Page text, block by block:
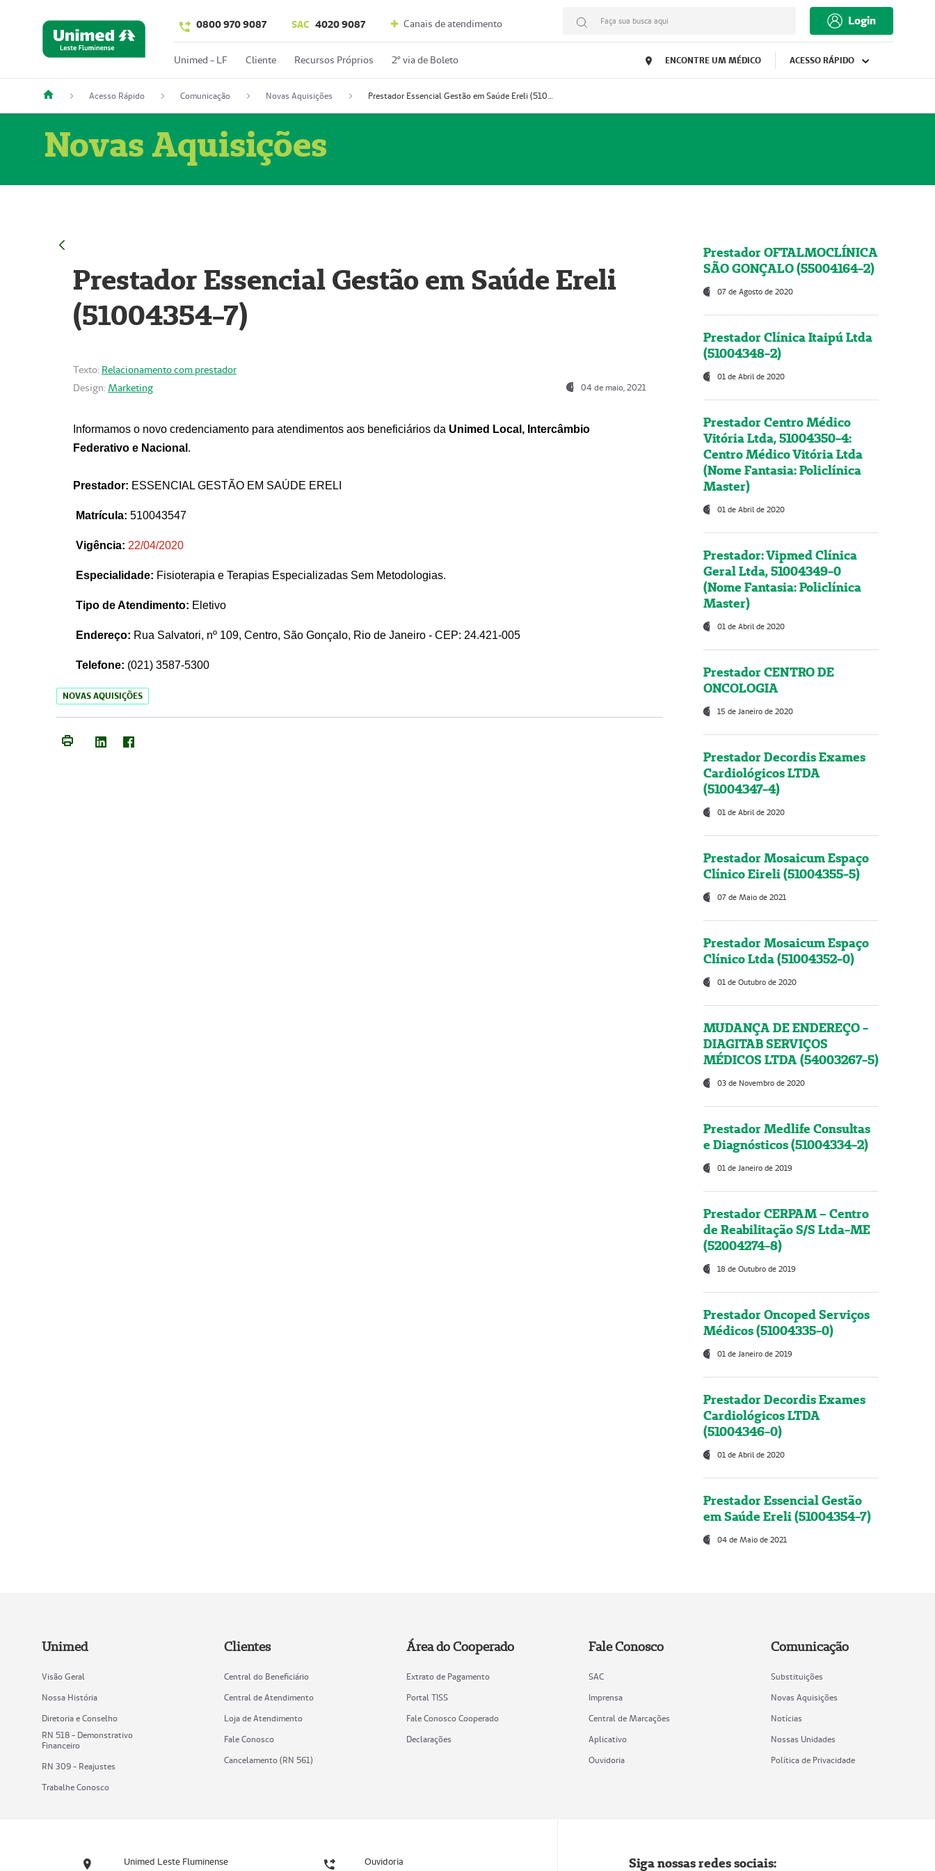
0800 970 9087 SAC 4020 9087 Canais de atendimento Faça sua busca aqui Login
Unimed - LF Cliente Recursos Próprios 2º via de Boleto ENCONTRE UM MÉDICO ACESSO RÁPIDO
Acesso Rápido Comunicação Novas Aquisições Prestador Essencial Gestão em Saúde Ereli (51004354-7)
Novas Aquisições
Prestador Essencial Gestão em Saúde Ereli
(51004354-7)
Texto: Relacionamento com prestador
Design: Marketing 04 de maio, 2021
Informamos o novo credenciamento para atendimentos aos beneficiários da Unimed Local, Intercâmbio
Federativo e Nacional .
Prestador: ESSENCIAL GESTÃO EM SAÚDE ERELI
Matrícula: 510043547
Vigência: 22/04/2020
Especialidade: Fisioterapia e Terapias Especializadas Sem Metodologias.
Tipo de Atendimento: Eletivo
Endereço: Rua Salvatori, nº 109, Centro, São Gonçalo, Rio de Janeiro - CEP: 24.421-005
Telefone: (021) 3587-5300
NOVAS AQUISIÇÕES
Prestador OFTALMOCLÍNICA
SÃO GONÇALO (55004164-2)
07 de Agosto de 2020
Prestador Clínica Itaipú Ltda
(51004348-2)
01 de Abril de 2020
Prestador Centro Médico
Vitória Ltda, 51004350-4:
Centro Médico Vitória Ltda
(Nome Fantasia: Policlínica
Master)
01 de Abril de 2020
Prestador: Vipmed Clínica
Geral Ltda, 51004349-0
(Nome Fantasia: Policlínica
Master)
01 de Abril de 2020
Prestador CENTRO DE
ONCOLOGIA
15 de Janeiro de 2020
Prestador Decordis Exames
Cardiológicos LTDA
(51004347-4)
01 de Abril de 2020
Prestador Mosaicum Espaço
Clínico Eireli (51004355-5)
07 de Maio de 2021
Prestador Mosaicum Espaço
Clínico Ltda (51004352-0)
01 de Outubro de 2020
MUDANÇA DE ENDEREÇO -
DIAGITAB SERVIÇOS
MÉDICOS LTDA (54003267-5)
03 de Novembro de 2020
Prestador Medlife Consultas
e Diagnósticos (51004334-2)
01 de Janeiro de 2019
Prestador CERPAM – Centro
de Reabilitação S/S Ltda-ME
(52004274-8)
18 de Outubro de 2019
Prestador Oncoped Serviços
Médicos (51004335-0)
01 de Janeiro de 2019
Prestador Decordis Exames
Cardiológicos LTDA
(51004346-0)
01 de Abril de 2020
Prestador Essencial Gestão
em Saúde Ereli (51004354-7)
04 de Maio de 2021
Unimed
Visão Geral
Nossa História
Diretoria e Conselho
RN 518 - Demonstrativo
Financeiro
RN 309 - Reajustes
Trabalhe Conosco
Clientes
Central do Beneficiário
Central de Atendimento
Loja de Atendimento
Fale Conosco
Cancelamento (RN 561)
Área do Cooperado
Extrato de Pagamento
Portal TISS
Fale Conosco Cooperado
Declarações
Fale Conosco
SAC
Imprensa
Central de Marcações
Aplicativo
Ouvidoria
Comunicação
Substituições
Novas Aquisições
Notícias
Nossas Unidades
Política de Privacidade
Unimed Leste Fluminense Ouvidoria Siga nossas redes sociais: